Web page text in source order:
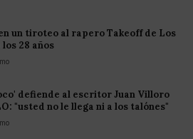
un tiroteo al rapero Takeoff de Los
los 28 años
defiende al escritor Juan Villoro
"usted no le llega ni a los talónes"